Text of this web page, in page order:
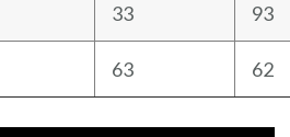
33 93
63 62